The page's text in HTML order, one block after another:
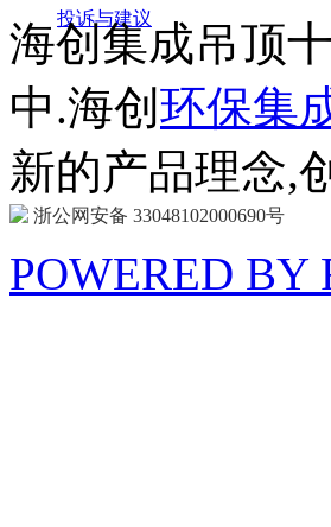
投诉与建议
海创集成吊顶
中.海创环保集
新的产品理念,
浙公网安备 33048102000690号
POWERED BY